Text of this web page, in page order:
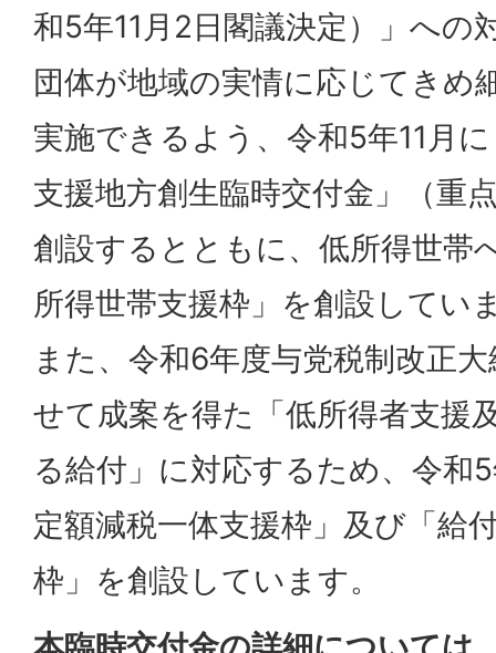
和5年11月2日閣議決定）」への
団体が地域の実情に応じてきめ
実施できるよう、令和5年11月
支援地方創生臨時交付金」（重
創設するとともに、低所得世帯
所得世帯支援枠」を創設してい
また、令和6年度与党税制改正
せて成案を得た「低所得者支援
る給付」に対応するため、令和
定額減税一体支援枠」及び「給
枠」を創設しています。